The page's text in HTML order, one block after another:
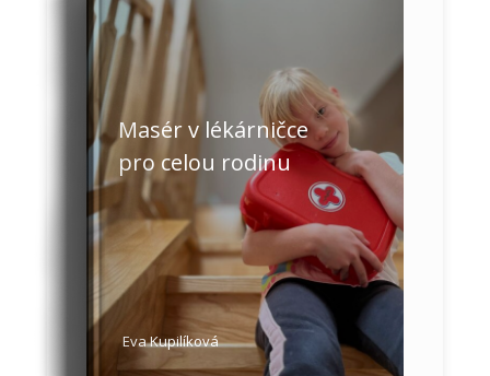
Masér v lékárničce
pro celou rodinu
Eva Kupilíková